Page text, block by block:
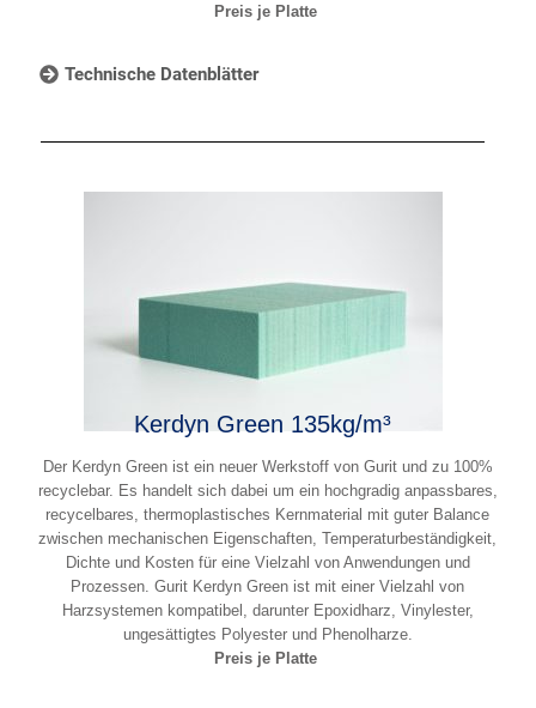
Preis je Platte
Technische Datenblätter
Kerdyn Green 135kg/m³
Der Kerdyn Green ist ein neuer Werkstoff von Gurit und zu 100%
recyclebar. Es handelt sich dabei um ein hochgradig anpassbares,
recycelbares, thermoplastisches Kernmaterial mit guter Balance
zwischen mechanischen Eigenschaften, Temperaturbeständigkeit,
Dichte und Kosten für eine Vielzahl von Anwendungen und
Prozessen. Gurit Kerdyn Green ist mit einer Vielzahl von
Harzsystemen kompatibel, darunter Epoxidharz, Vinylester,
ungesättigtes Polyester und Phenolharze.
Preis je Platte